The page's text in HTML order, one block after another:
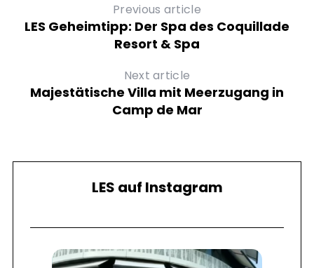
Previous article
LES Geheimtipp: Der Spa des Coquillade
Resort & Spa
Next article
Majestätische Villa mit Meerzugang in
Camp de Mar
LES auf Instagram